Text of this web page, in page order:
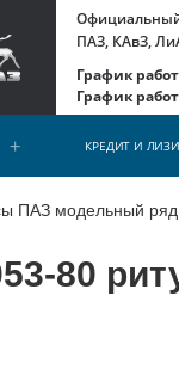
Официальный
ПАЗ, КАвЗ,
График
График
КРЕДИТ И
ПАЗ модельный ряд
80